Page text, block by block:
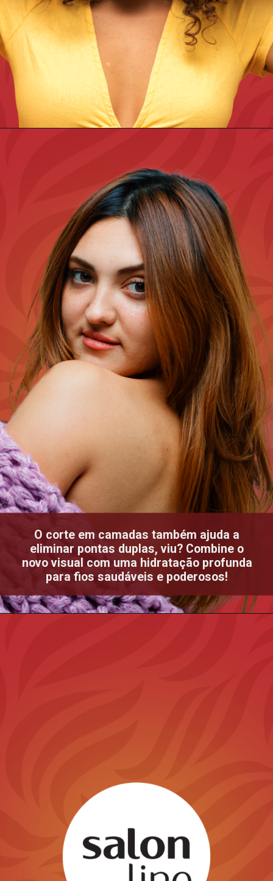
O corte em camadas também ajuda a
eliminar pontas duplas, viu? Combine o
novo visual com uma hidratação profunda
para fios saudáveis e poderosos!